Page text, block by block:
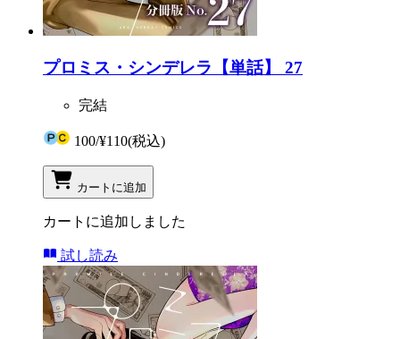
プロミス・シンデレラ【単話】 27
完結
100/¥110(税込)
カートに追加
カートに追加しました
試し読み